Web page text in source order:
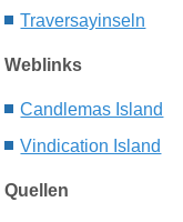
Traversayinseln
Weblinks
Candlemas Island
Vindication Island
Quellen